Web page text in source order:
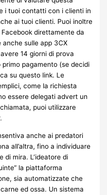
i tuoi contatti con i clienti in
ai tuoi clienti. Puoi inoltre
direttamente da
anche sulle app 3CX
14 giorni di prova
pagamento (se decidi
su questo link. Le
come la richiesta
essere delegati advert un
puoi utilizzare
anche ai predatori
all’altra, fino a individuare
di mira. L’ideatore di
la piattaforma
sia automatizzate che
ed ossa. Un sistema